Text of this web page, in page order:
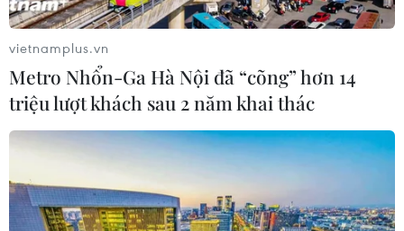
duy trì an ninh tại những thị trấn vừa giành lại được.
vietnamplus.vn
Metro Nhổn-Ga Hà Nội đã “cõng” hơn 14
triệu lượt khách sau 2 năm khai thác